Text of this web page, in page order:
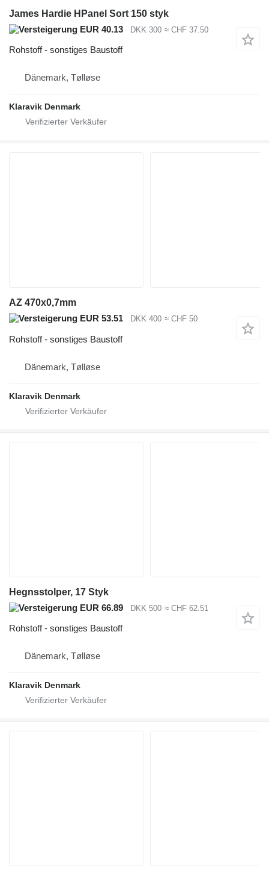
James Hardie HPanel Sort 150 styk
EUR 40.13
DKK 300 ≈ CHF 37.50
Rohstoff - sonstiges Baustoff
Dänemark, Tølløse
Klaravik Denmark
AZ 470x0,7mm
EUR 53.51
DKK 400 ≈ CHF 50
Rohstoff - sonstiges Baustoff
Dänemark, Tølløse
Klaravik Denmark
Hegnsstolper, 17 Styk
EUR 66.89
DKK 500 ≈ CHF 62.51
Rohstoff - sonstiges Baustoff
Dänemark, Tølløse
Klaravik Denmark